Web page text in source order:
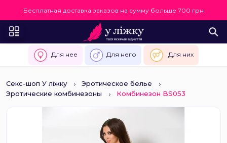
Бесплатная доставка заказов на сумму больше 700 грн
Для нее Для него Для них
Секс-шоп У ліжку
Эротическое белье
Эротические комбинезоны
Комбинезон BS053